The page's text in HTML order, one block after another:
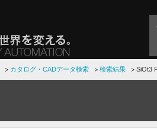
カタログ・CADデータ検索 検索結果 SiOt3